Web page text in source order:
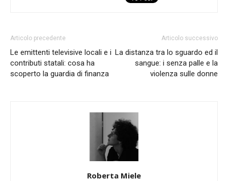
Articolo precedente
Le emittenti televisive locali e i
contributi statali: cosa ha
scoperto la guardia di finanza
Articolo successivo
La distanza tra lo sguardo ed il
sangue: i senza palle e la
violenza sulle donne
Roberta Miele